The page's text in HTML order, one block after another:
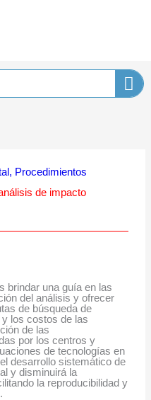
, Procedimientos
de impacto
brindar una guía en las
del análisis y ofrecer
de búsqueda de
los costos de las
de las
por los centros y
de tecnologías en
desarrollo sistemático de
y disminuirá la
la reproducibilidad y
.